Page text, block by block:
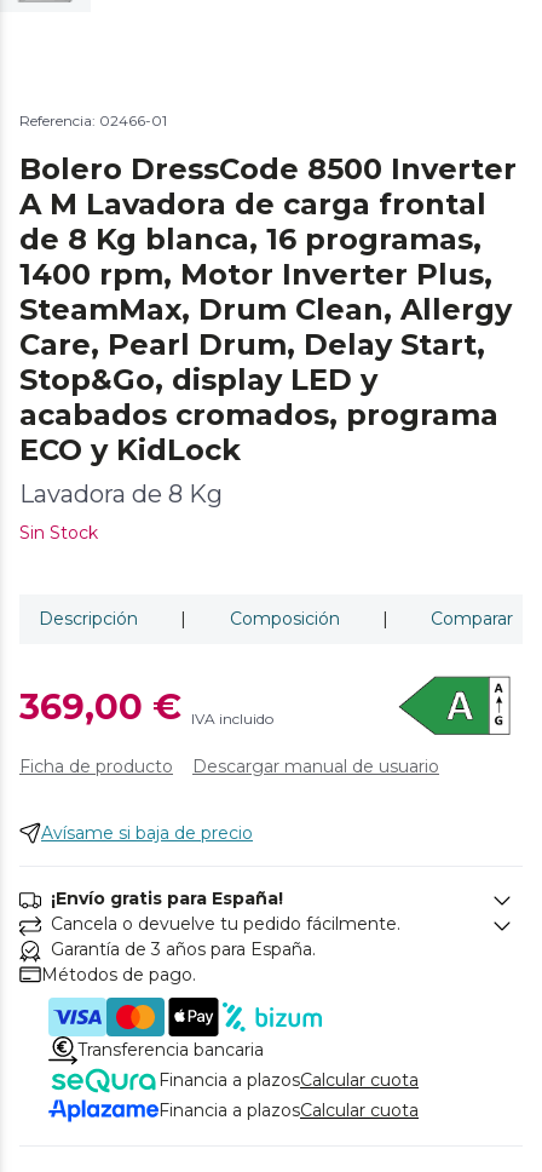
Referencia: 02466-01
Bolero DressCode 8500 Inverter
A M Lavadora de carga frontal
de 8 Kg blanca, 16 programas,
1400 rpm, Motor Inverter Plus,
SteamMax, Drum Clean, Allergy
Care, Pearl Drum, Delay Start,
Stop&Go, display LED y
acabados cromados, programa
ECO y KidLock
Lavadora de 8 Kg
Sin Stock
Descripción | Composición | Comparar
369,00 € IVA incluido
Ficha de producto Descargar manual de usuario
Avísame si baja de precio
¡Envío gratis para España!
Cancela o devuelve tu pedido fácilmente.
Garantía de 3 años para España.
Métodos de pago.
Transferencia bancaria
Financia a plazosCalcular cuota
Financia a plazosCalcular cuota